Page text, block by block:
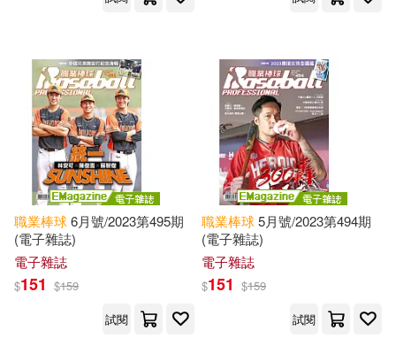
職業棒球6月號/2023第495期
(電子雜誌)
電子雜誌
$151 $159
試閱
職業棒球5月號/2023第494期
(電子雜誌)
電子雜誌
$151 $159
試閱